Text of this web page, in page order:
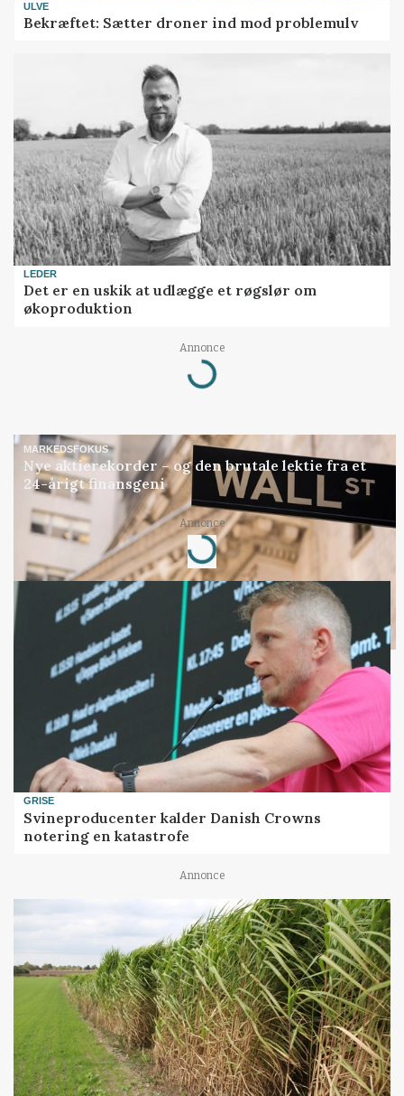
ULVE
Bekræftet: Sætter droner ind mod problemulv
LEDER
Det er en uskik at udlægge et røgslør om
økoproduktion
Annonce
Loading...
MARKEDSFOKUS
Nye aktierekorder – og den brutale lektie fra et
24-årigt finansgeni
Annonce
Loading...
GRISE
Svineproducenter kalder Danish Crowns
notering en katastrofe
Annonce